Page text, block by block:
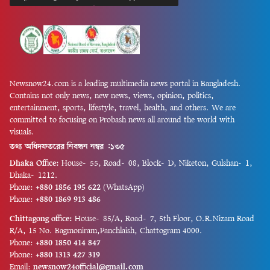
পরিদর্শনে...
Newsnow24.com is a leading multimedia news portal in Bangladesh.
Contains not only news, new news, views, opinion, politics,
entertainment, sports, lifestyle, travel, health, and others. We are
committed to focusing on Probash news all around the world with
visuals.
তথ্য অধিদফতরের নিবন্ধন নম্বর :১৩৫
Dhaka Office: House-55, Road-08, Block-D, Niketon, Gulshan-1,
Dhaka-1212.
Phone: +880 1856 195 622 (WhatsApp)
Phone: +880 1869 913 486
Chittagong office: House-85/A, Road-7, 5th Floor, O.R.Nizam Road
R/A, 15 No. Bagmoniram,Panchlaish, Chattogram 4000.
Phone: +880 1850 414 847
Phone: +880 1313 427 319
Email: newsnow24official@gmail.com